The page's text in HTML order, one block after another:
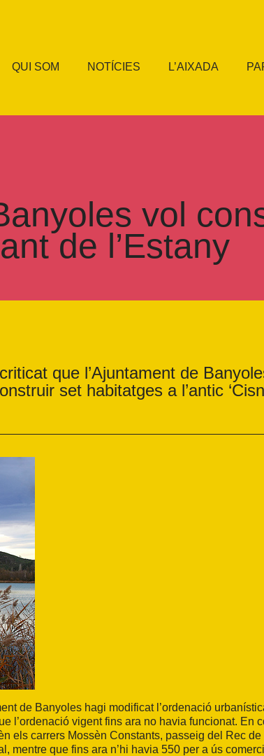
QUI SOM NOTÍCIES L’AIXADA
vol
de l’Estany
que l’Ajuntament de
set habitatges a l’antic
de Banyoles hagi modificat l’ordenació
l’ordenació vigent fins ara no havia funcionat. En
els carrers Mossèn Constants, passeig del Rec de
mentre que fins ara n’hi havia 550 per a ús